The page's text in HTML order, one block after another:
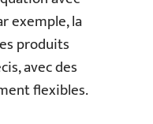
exemple, la
produits
avec des
flexibles.